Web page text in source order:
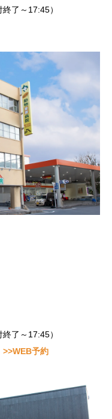
了～17:45）
了～17:45）
>>WEB予約